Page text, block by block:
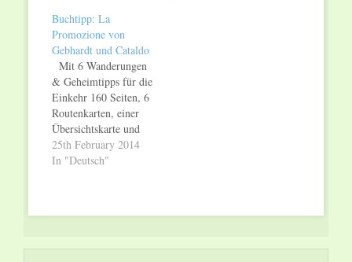
Buchtipp: La
Promozione von
Gebhardt und Cataldo
Mit 6 Wanderungen
& Geheimtipps für die
Einkehr 160 Seiten, 6
Routenkarten, einer
Übersichtskarte und
zahlreichen Fotos,
Format 14 x 21 cm,
25th February 2014
In "Deutsch"